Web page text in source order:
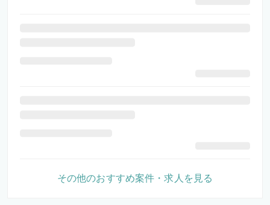
その他のおすすめ案件・求人を見る